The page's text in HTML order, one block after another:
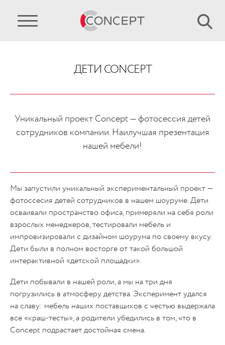
ДЕТИ CONCEPT
Уникальный проект Concept — фотосессия детей
сотрудников компании. Наилучшая презентация
нашей мебели!
Мы запустили уникальный экспериментальный проект —
фотоссесия детей сотрудников в нашем шоуруме. Дети
осваивали пространство офиса, примеряли на себя роли
взрослых менеджеров, тестировали мебель и
импровизировали с дизайном шоурума по своему вкусу.
Дети были в полном восторге от такой большой
интерактивной «детской площадки».
Дети побывали в нашей роли, а мы на три дня
погрузились в атмосферу детства. Эксперимент удался
на славу: мебель наших поставщиков с честью выдержала
все «краш-тесты», а родители убедились в том, что в
Concept подрастает достойная смена.